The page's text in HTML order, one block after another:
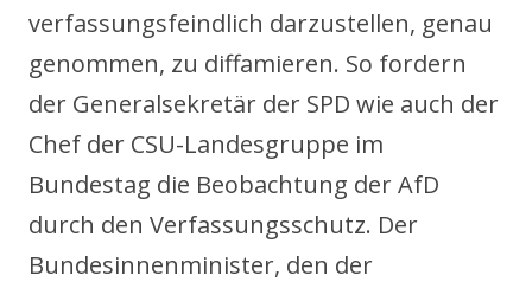
verfassungsfeindlich darzustellen, genau
genommen, zu diffamieren. So fordern
der Generalsekretär der SPD wie auch der
Chef der CSU-Landesgruppe im
Bundestag die Beobachtung der AfD
durch den Verfassungsschutz. Der
Bundesinnenminister, den der